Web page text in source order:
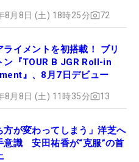
8月8日 (土) 18時25分 72
ライメントを初搭載！ ブリ
ン『TOUR B JGR Roll-in
』、8月7日デビュー
8月8日 (土) 11時35分 13
方が変わってしまう」洋芝へ
意識 安田祐香が“克服”の首